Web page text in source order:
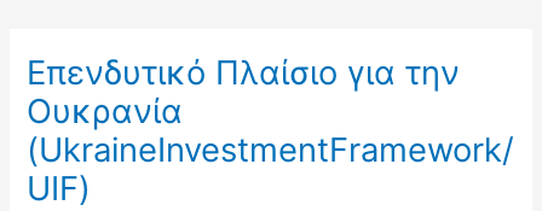
Επενδυτικό Πλαίσιο για την
Ουκρανία
(UkraineInvestmentFramework/
UIF)